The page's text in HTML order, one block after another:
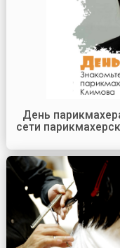
День
сети